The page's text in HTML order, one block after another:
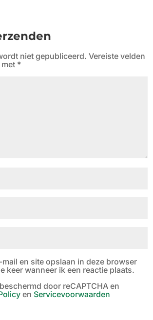
niet gepubliceerd. Vereiste velden
*
en site opslaan in deze browser
keer wanneer ik een reactie plaats.
door reCAPTCHA en
en Servicevoorwaarden